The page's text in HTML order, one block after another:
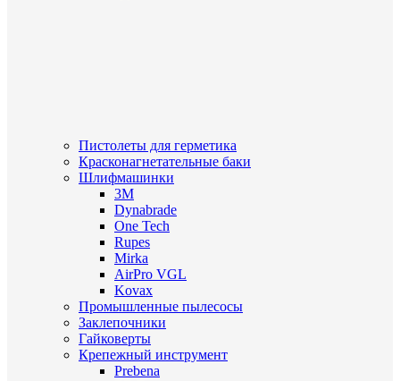
Пистолеты для герметика
Красконагнетательные баки
Шлифмашинки
3M
Dynabrade
One Tech
Rupes
Mirka
AirPro VGL
Kovax
Промышленные пылесосы
Заклепочники
Гайковерты
Крепежный инструмент
Prebena